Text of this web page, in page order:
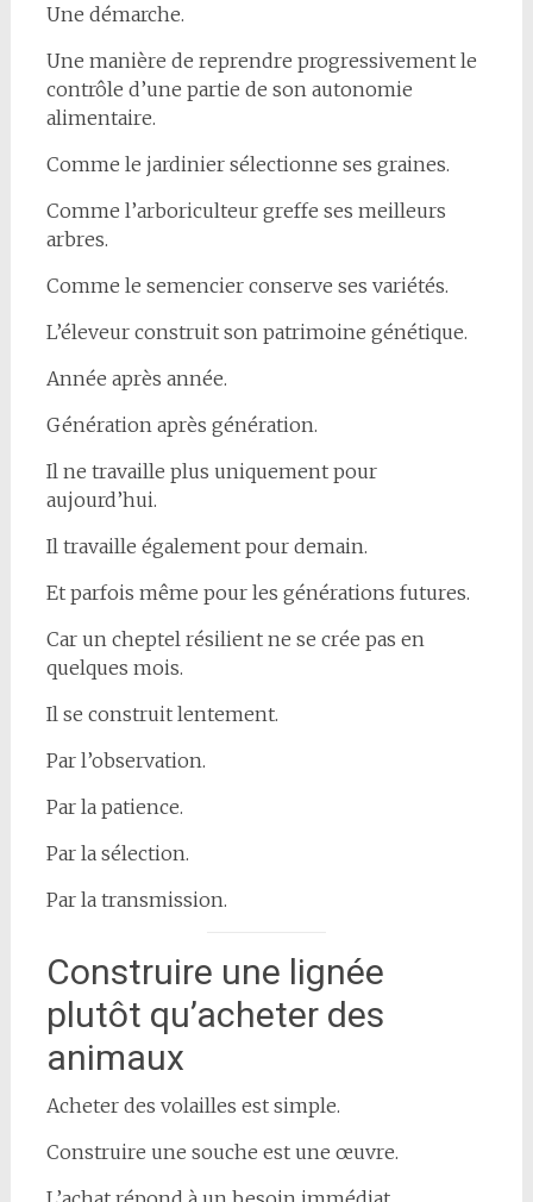
Une démarche.
Une manière de reprendre progressivement le
contrôle d’une partie de son autonomie
alimentaire.
Comme le jardinier sélectionne ses graines.
Comme l’arboriculteur greffe ses meilleurs
arbres.
Comme le semencier conserve ses variétés.
L’éleveur construit son patrimoine génétique.
Année après année.
Génération après génération.
Il ne travaille plus uniquement pour
aujourd’hui.
Il travaille également pour demain.
Et parfois même pour les générations futures.
Car un cheptel résilient ne se crée pas en
quelques mois.
Il se construit lentement.
Par l’observation.
Par la patience.
Par la sélection.
Par la transmission.
Construire une lignée
plutôt qu’acheter des
animaux
Acheter des volailles est simple.
Construire une souche est une œuvre.